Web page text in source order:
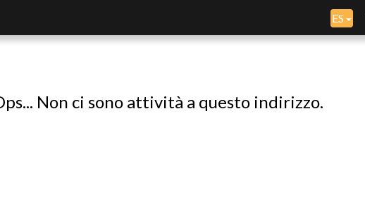
ES
Non ci sono attività a questo indirizzo.